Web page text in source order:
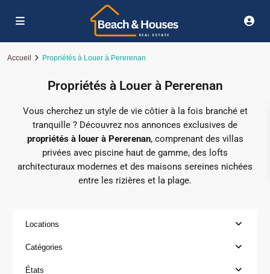
Accueil Propriétés à Louer à Pererenan
Propriétés à Louer à Pererenan
Vous cherchez un style de vie côtier à la fois branché et
tranquille ? Découvrez nos annonces exclusives de
propriétés à louer à Pererenan, comprenant des villas
privées avec piscine haut de gamme, des lofts
architecturaux modernes et des maisons sereines nichées
entre les rizières et la plage.
Locations
Catégories
États